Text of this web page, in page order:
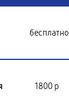
бесплатно
1800 р